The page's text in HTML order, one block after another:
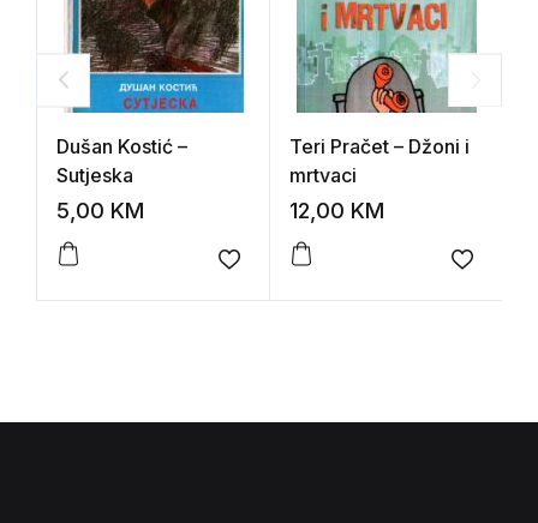
Dušan Kostić –
Sutjeska
5,00 KM
Add to wishlist
Teri Pračet – Džoni i
mrtvaci
12,00 KM
Add to